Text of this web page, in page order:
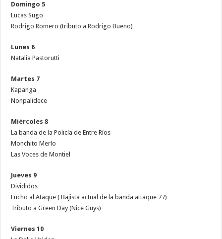
Domingo 5
Lucas Sugo
Rodrigo Romero (tributo a Rodrigo Bueno)
Lunes 6
Natalia Pastorutti
Martes 7
Kapanga
Nonpalidece
Miércoles 8
La banda de la Policía de Entre Ríos
Monchito Merlo
Las Voces de Montiel
Jueves 9
Divididos
Lucho al Ataque ( Bajista actual de la banda attaque 77)
Tributo a Green Day (Nice Guys)
Viernes 10